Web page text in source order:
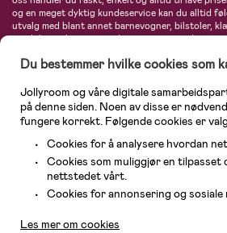
og en meget dyktig kundeservice kan du alltid
utvalg med blant annet barnevogner, bilstoler,
produkter til mor, mengder av inspirerende
Maxi-Cosi, Baby Jogger, BabyBjörn, Didriksons,
største nettbutikk for barn og baby!
Du bestemmer hvilke cookies som
Jollyroom og våre digitale
på denne siden. Noen av disse er
fungere korrekt. Følgende cookies er
Cookies for å analysere hvordan
Cookies som muliggjør en tilpasset
nettstedet vårt.
Cookies for annonsering og sosiale
Les mer om cookies